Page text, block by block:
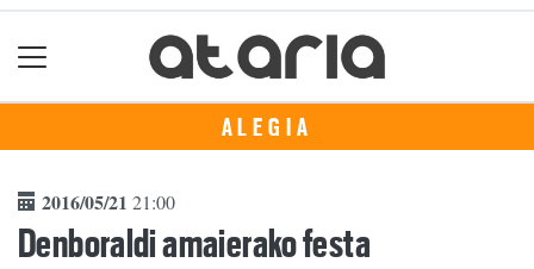
ALEGIA
2016/05/21 21:00
Denboraldi amaierako festa